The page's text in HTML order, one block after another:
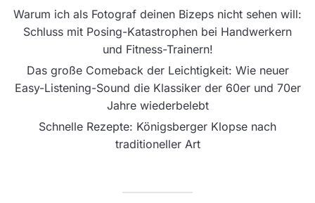
Warum ich als Fotograf deinen Bizeps nicht sehen will:
Schluss mit Posing-Katastrophen bei Handwerkern
und Fitness-Trainern!
Das große Comeback der Leichtigkeit: Wie neuer
Easy-Listening-Sound die Klassiker der 60er und 70er
Jahre wiederbelebt
Schnelle Rezepte: Königsberger Klopse nach
traditioneller Art